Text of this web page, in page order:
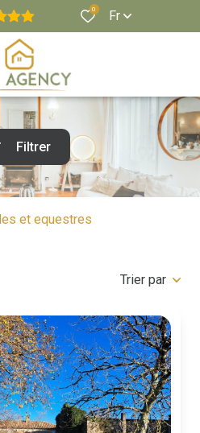
0 Fr
Filtrer
et equestres
Trier par